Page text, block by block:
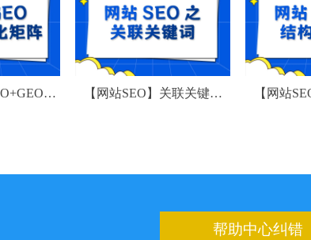
【网站SEO】关联关键词
【网站SEO】结构化数据
帮助中心纠错